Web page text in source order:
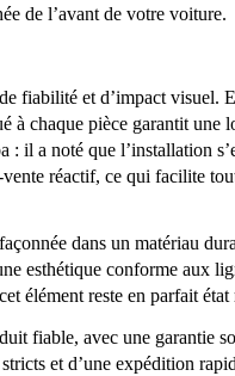
de l’avant de votre voiture.
fiabilité et d’impact visuel.
chaque pièce garantit une
il a noté que l’installation
réactif, ce qui facilite
dans un matériau
esthétique conforme aux
élément reste en parfait état
fiable, avec une garantie
et d’une expédition